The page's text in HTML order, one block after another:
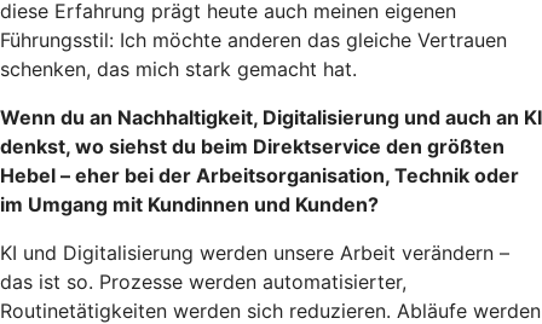
diese Erfahrung prägt heute auch meinen eigenen
Führungsstil: Ich möchte anderen das gleiche Vertrauen
schenken, das mich stark gemacht hat.
Wenn du an Nachhaltigkeit, Digitalisierung und auch an KI
denkst, wo siehst du beim Direktservice den größten
Hebel – eher bei der Arbeitsorganisation, Technik oder
im Umgang mit Kundinnen und Kunden?
KI und Digitalisierung werden unsere Arbeit verändern –
das ist so. Prozesse werden automatisierter,
Routinetätigkeiten werden sich reduzieren. Abläufe werden